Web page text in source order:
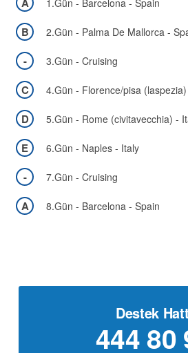
1.Gün - Barcelona - Spain
B 2.Gün - Palma De Mallorca -
- 3.Gün - Cruising
C 4.Gün - Florence/pisa
D 5.Gün - Rome (civitavecchia) -
E 6.Gün - Naples - Italy
- 7.Gün - Cruising
A 8.Gün - Barcelona - Spain
Destek
444 80